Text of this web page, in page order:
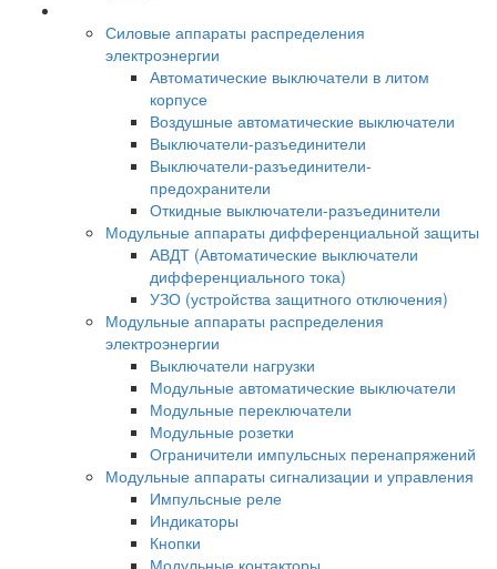
Силовые аппараты распределения
электроэнергии
Автоматические выключатели в литом
корпусе
Воздушные автоматические выключатели
Выключатели-разъединители
Выключатели-разъединители-
предохранители
Откидные выключатели-разъединители
Модульные аппараты дифференциальной защиты
АВДТ (Автоматические выключатели
дифференциального тока)
УЗО (устройства защитного отключения)
Модульные аппараты распределения
электроэнергии
Выключатели нагрузки
Модульные автоматические выключатели
Модульные переключатели
Модульные розетки
Ограничители импульсных перенапряжений
Модульные аппараты сигнализации и управления
Импульсные реле
Индикаторы
Кнопки
Модульные контакторы